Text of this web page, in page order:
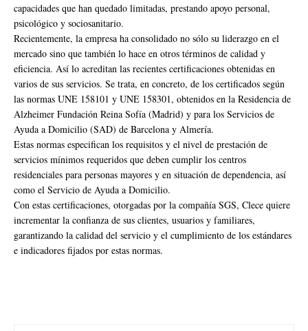
capacidades que han quedado limitadas, prestando apoyo personal,
psicológico y sociosanitario.
Recientemente, la empresa ha consolidado no sólo su liderazgo en el
mercado sino que también lo hace en otros términos de calidad y
eficiencia. Así lo acreditan las recientes certificaciones obtenidas en
varios de sus servicios. Se trata, en concreto, de los certificados según
las normas UNE 158101 y UNE 158301, obtenidos en la Residencia de
Alzheimer Fundación Reina Sofía (Madrid) y para los Servicios de
Ayuda a Domicilio (SAD) de Barcelona y Almería.
Estas normas especifican los requisitos y el nivel de prestación de
servicios mínimos requeridos que deben cumplir los centros
residenciales para personas mayores y en situación de dependencia, así
como el Servicio de Ayuda a Domicilio.
Con estas certificaciones, otorgadas por la compañía SGS, Clece quiere
incrementar la confianza de sus clientes, usuarios y familiares,
garantizando la calidad del servicio y el cumplimiento de los estándares
e indicadores fijados por estas normas.